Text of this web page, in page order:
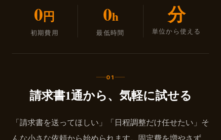
0円
初期費用
0h
最低時間
分
単位から使える
01
請求書1通から、気軽に試せる
「請求書を送ってほしい」「日程調整だけ任せたい」そ
んな小さな依頼から始められます。固定費を増やさず、